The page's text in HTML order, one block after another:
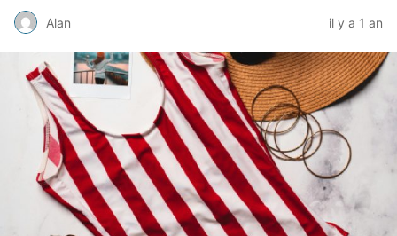
Alan il y a 1 an